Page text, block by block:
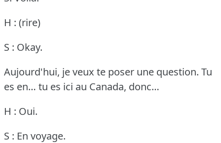
H : (rire)
S : Okay.
Aujourd'hui, je veux te poser une question. Tu
es en… tu es ici au Canada, donc…
H : Oui.
S : En voyage.